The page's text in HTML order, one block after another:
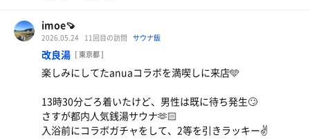
今日は週半ばのため、無理せず12分×3セット！
萩の湯はキャパ大きすぎて、外気浴も待ちなくて、
ストレスなく整えた！
個人的には浴場前にトイレがあるのが気になって、
他のサウナに浮気しがちだけど、たまになら🙌
つるりんちょのスタンプラリー、5つのうち3つしか
今のところ発表されてなかったけど、
imoe🍠
2026.05.24 11回目の訪問 サウナ飯
改良湯 [ 東京都 ]
楽しみにしてたanuaコラボを満喫しに来店🩵
13時30分ごろ着いたけど、男性は既に待ち発生🙄
さすが都内人気銭湯サウナ🫶🏻
入浴前にコラボガチャをして、2等を引きラッキー✌️